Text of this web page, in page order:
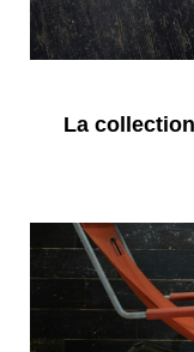
La